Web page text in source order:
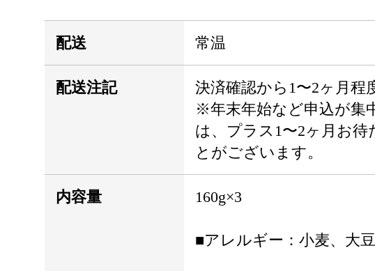
配送 常温
配送注記
決済確認から1〜2ヶ月程
※年末年始など申込が集
は、プラス1〜2ヶ月お待
とがございます。
内容量 160g×3
■アレルギー：小麦、大豆